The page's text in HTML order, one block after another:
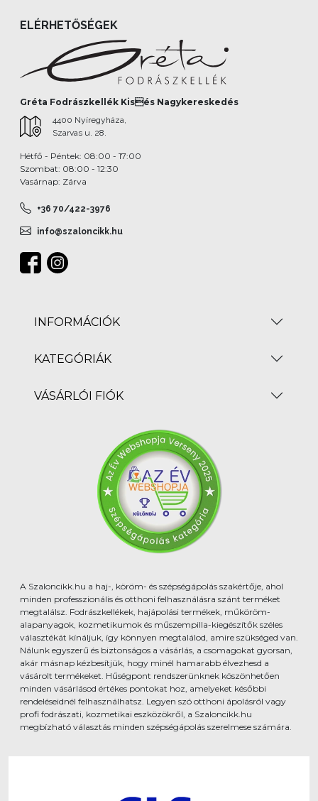
ELÉRHETŐSÉGEK
Gréta Fodrászkellék Kisés Nagykereskedés
4400 Nyíregyháza,
Szarvas u. 28.
Hétfő - Péntek: 08:00 - 17:00
Szombat: 08:00 - 12:30
Vasárnap: Zárva
+36 70/422-3976
info@szaloncikk.hu
INFORMÁCIÓK
KATEGÓRIÁK
VÁSÁRLÓI FIÓK
A Szaloncikk.hu a haj-, köröm- és szépségápolás szakértője, ahol
minden professzionális és otthoni felhasználásra szánt terméket
megtalálsz. Fodrászkellékek, hajápolási termékek, műköröm-
alapanyagok, kozmetikumok és műszempilla-kiegészítők széles
választékát kínáljuk, így könnyen megtalálod, amire szükséged van.
Nálunk egyszerű és biztonságos a vásárlás, a csomagokat gyorsan,
akár másnap kézbesítjük, hogy minél hamarabb élvezhesd a
vásárolt termékeket. Hűségpont rendszerünknek köszönhetően
minden vásárlásod értékes pontokat hoz, amelyeket későbbi
rendeléseidnél felhasználhatsz. Legyen szó otthoni ápolásról vagy
profi fodrászati, kozmetikai eszközökről, a Szaloncikk.hu
megbízható választás minden szépségápolás szerelmese számára.